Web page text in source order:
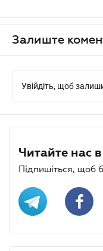
Залиште
Увійдіть, щоб
Читайте нас
Підпишіться, щоб